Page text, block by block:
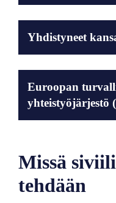
Yhdistyneet
Euroopan
yhteistyöjärjestö
Missä
tehdään